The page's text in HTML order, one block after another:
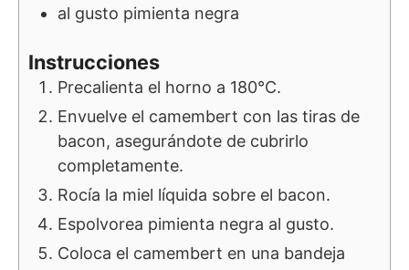
al gusto pimienta negra
Instrucciones
Precalienta el horno a 180°C.
Envuelve el camembert con las tiras de
bacon, asegurándote de cubrirlo
completamente.
Rocía la miel líquida sobre el bacon.
Espolvorea pimienta negra al gusto.
Coloca el camembert en una bandeja